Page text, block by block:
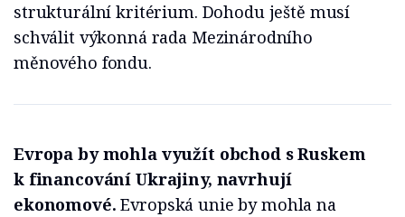
strukturální kritérium. Dohodu ještě musí
schválit výkonná rada Mezinárodního
měnového fondu.
Evropa by mohla využít obchod s Ruskem
k financování Ukrajiny, navrhují
ekonomové. Evropská unie by mohla na